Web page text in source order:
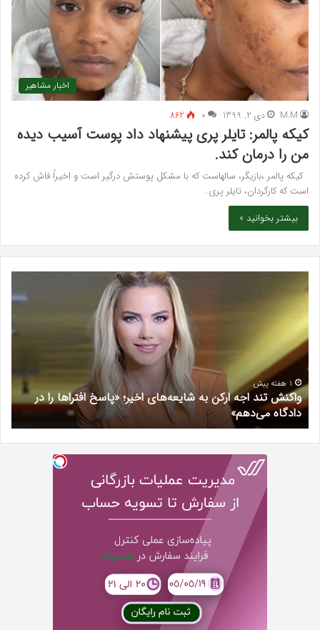
اخبار مشاهیر
M.M دی 2, 1399 ۰ 862
کیکه پالمر: تایلر پری پیشنهاد داد پوست آسیب دیده
من را درمان کند.
کیکه پالمر ،بازیگر، سالهاست که با مشکل پوستش درگیر است و اخیراً فاش کرده
است که کارگردان، تایلر پری…
بیشتر بخوانید »
تند
ارکن
به
شایعه‌های
اخیر؛
«پاسخ
افتراها
را
در
دادگاه
1 هفته پیش
واکنش تند اجه ارکن به شایعه‌های اخیر؛ «پاسخ افتراها را در
دادگاه می‌دهم»